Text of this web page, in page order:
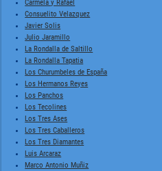
Carmela y Rafael
Consuelito Velazquez
Javier Solis
Julio Jaramillo
La Rondalla de Saltillo
La Rondalla Tapatia
Los Churumbeles de España
Los Hermanos Reyes
Los Panchos
Los Tecolines
Los Tres Ases
Los Tres Caballeros
Los Tres Diamantes
Luis Arcaraz
Marco Antonio Muñiz